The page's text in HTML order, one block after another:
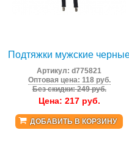
Подтяжки мужские
Артикул:d775821
Оптовая цена: 118 руб.
Без скидки: 249 руб.
Цена: 217руб.
ДОБАВИТЬ В КОРЗИНУ